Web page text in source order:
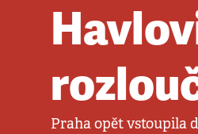
Praha opět vstoupila